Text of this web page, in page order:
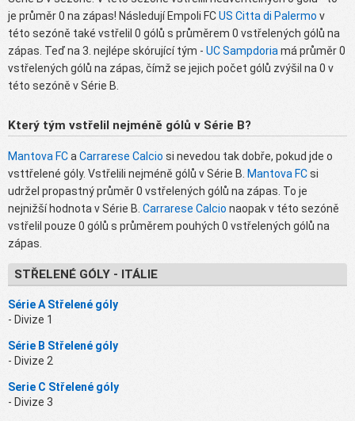
je průměr 0 na zápas! Následují Empoli FCUS Citta di Palermo v
této sezóně také vstřelil 0 gólů s průměrem 0 vstřelených gólů na
zápas. Teď na 3. nejlépe skórující tým - UC Sampdoria má průměr 0
vstřelených gólů na zápas, čímž se jejich počet gólů zvýšil na 0 v
této sezóně v Série B.
Který tým vstřelil nejméně gólů v Série B?
Mantova FCa Carrarese Calcio si nevedou tak dobře, pokud jde o
vsttřelené góly. Vstřelili nejméně gólů v Série B. Mantova FCsi
udržel propastný průměr 0 vstřelených gólů na zápas. To je
nejnižší hodnota v Série B. Carrarese Calcio naopak v této sezóně
vstřelil pouze 0 gólů s průměrem pouhých 0 vstřelených gólů na
zápas.
STŘELENÉ GÓLY - ITÁLIE
Série A Střelené góly
- Divize 1
Série B Střelené góly
- Divize 2
Serie C Střelené góly
- Divize 3